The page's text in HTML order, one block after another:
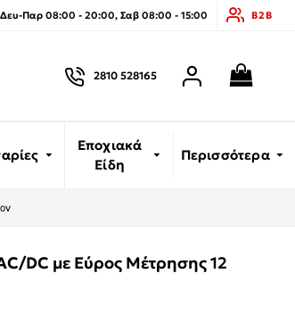
Δευ-Παρ 08:00 - 20:00, Σαβ 08:00 - 15:00 B2B
2810 528165
Εποχιακά
Είδη
Περισσότερα
DC με Εύρος Μέτρησης 12